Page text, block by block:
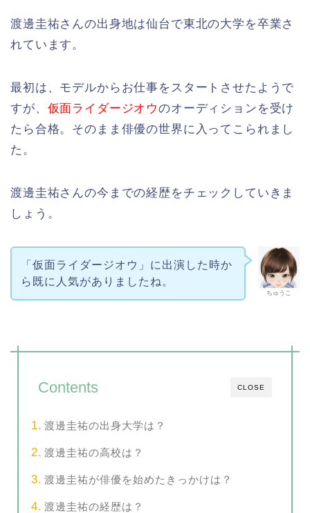
渡邊圭祐さんの出身地は仙台で東北の大学を卒業さ
れています。
最初は、モデルからお仕事をスタートさせたようで
すが、 仮面ライダージオウのオーディションを受け
たら合格。そのまま俳優の世界に入ってこられまし
た。
渡邊圭祐さんの今までの経歴をチェックしていきま
しょう。
ちゅうこ
「仮面ライダージオウ」に出演した時か
ら既に人気がありましたね。
CLOSE
Contents
渡邊圭祐の出身大学は？
渡邊圭祐の高校は？
渡邊圭祐が俳優を始めたきっかけは？
渡邊圭祐の経歴は？